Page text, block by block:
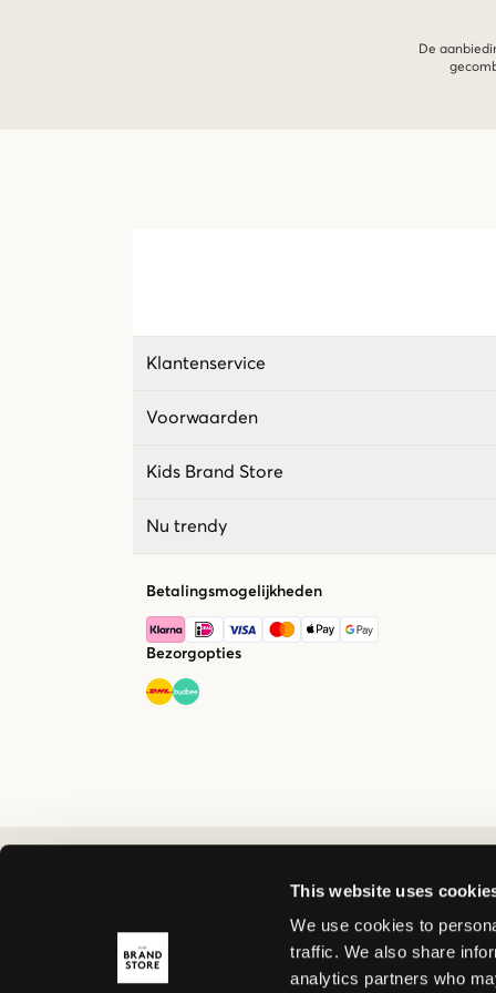
This website uses
We use cookies to
traffic. We also share
analytics partners who
De
Klantenservice
Voorwaarden
Kids Brand Store
Nu trendy
Betalingsmogelijkheden
Bezorgopties